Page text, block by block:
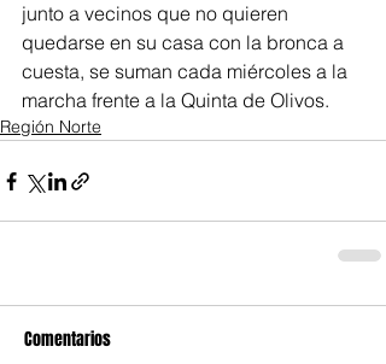
junto a vecinos que no quieren
quedarse en su casa con la bronca a
cuesta, se suman cada miércoles a la
marcha frente a la Quinta de Olivos.
Región Norte
Comentarios